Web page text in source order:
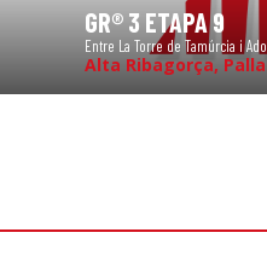
GR® 3 ETAPA 9
Entre La Torre de Tamúrcia i
Alta Ribagorça,